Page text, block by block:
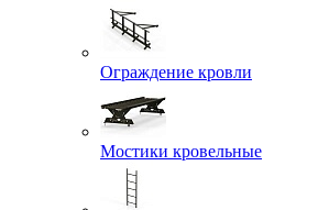
Ограждение кровли
Мостики кровельные